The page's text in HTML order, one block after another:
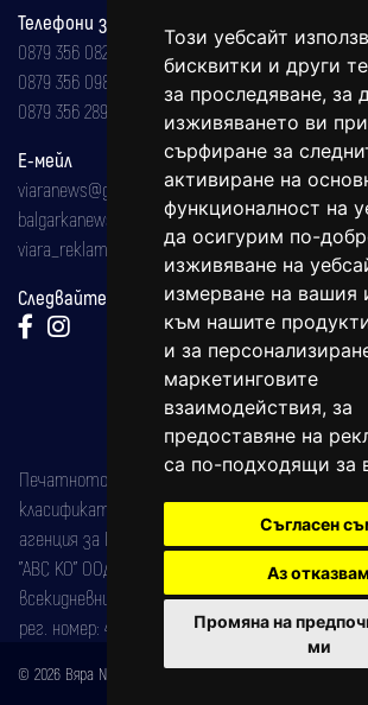
Този уебсайт
бисквитки и други
за проследяване, за
изживяването ви при
сърфиране за
активиране на
функционалност на
да осигурим по-
изживяване на
измерване на вашия
към нашите
и за
маркетинговите
взаимодействия, за
предоставяне на
са по-подходящи за
Съгласен
Аз отказвам
Промяна на
ми
Телефони за реклама и абонаменти
0879 356 082
0879 356 098
0879 356 289
Е-мейл
viaranews@gmail.com
balgarkanews@gmail.com
viara_reklama@mail.bg
Следвайте ни:
Печатното издание на вестника е
класификатор на печатните издания
агенция за ISSN) под номер: ISSN 1312-4722.
"АВС КО" ООД е притежател на марката: Вяра
всекидневник на югозападна България, със
рег. номер: 47857/11.05.2004 година.
© 2026 Вяра News Всички права запазени!